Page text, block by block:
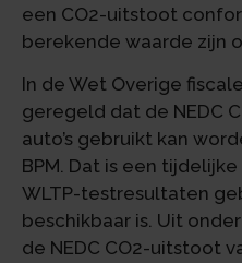
een CO2-uitstoot
berekende waarde zijn
In de Wet Overige
geregeld dat de NEDC
auto’s gebruikt kan
BPM. Dat is een
WLTP-testresultaten
beschikbaar is. Uit
de NEDC CO2-uitstoot